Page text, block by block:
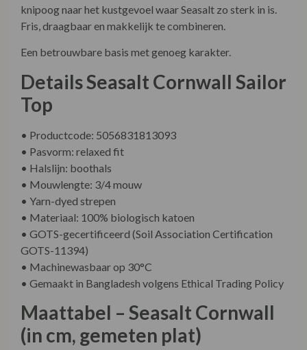
knipoog naar het kustgevoel waar Seasalt zo sterk in is.
Fris, draagbaar en makkelijk te combineren.
Een betrouwbare basis met genoeg karakter.
Details Seasalt Cornwall Sailor
Top
• Productcode: 5056831813093
• Pasvorm: relaxed fit
• Halslijn: boothals
• Mouwlengte: 3/4 mouw
• Yarn-dyed strepen
• Materiaal: 100% biologisch katoen
• GOTS-gecertificeerd (Soil Association Certification
GOTS-11394)
• Machinewasbaar op 30°C
• Gemaakt in Bangladesh volgens Ethical Trading Policy
Maattabel – Seasalt Cornwall
(in cm, gemeten plat)